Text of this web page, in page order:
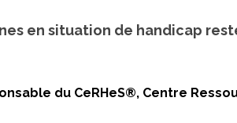
en situation de handicap
du CeRHeS®, Centre